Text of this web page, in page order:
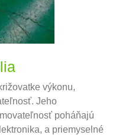
výkonu,
Jeho
poháňajú
a priemyselné